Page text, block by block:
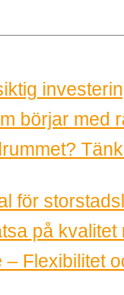
börjar med
för
på
Flexibilitet